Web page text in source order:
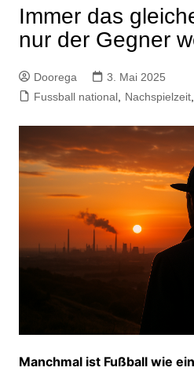
Immer das
nur der Gegner
Doorega
3. Mai 2025
Fussball national, Nachspielzeit,
Manchmal ist Fußball wie